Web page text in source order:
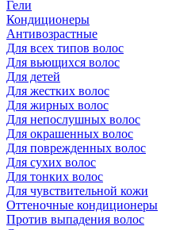
Гели
Кондиционеры
Антивозрастные
Для всех типов волос
Для вьющихся волос
Для детей
Для жестких волос
Для жирных волос
Для непослушных волос
Для окрашенных волос
Для поврежденных волос
Для сухих волос
Для тонких волос
Для чувствительной кожи
Оттеночные кондиционеры
Против выпадения волос